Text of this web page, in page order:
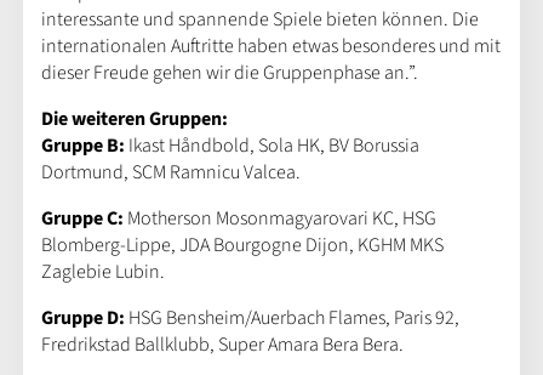
interessante und spannende Spiele bieten können. Die
internationalen Auftritte haben etwas besonderes und mit
dieser Freude gehen wir die Gruppenphase an.”.
Die weiteren Gruppen:
Gruppe B: Ikast Håndbold, Sola HK, BV Borussia
Dortmund, SCM Ramnicu Valcea.
Gruppe C: Motherson Mosonmagyarovari KC, HSG
Blomberg-Lippe, JDA Bourgogne Dijon, KGHM MKS
Zaglebie Lubin.
Gruppe D: HSG Bensheim/Auerbach Flames, Paris 92,
Fredrikstad Ballklubb, Super Amara Bera Bera.